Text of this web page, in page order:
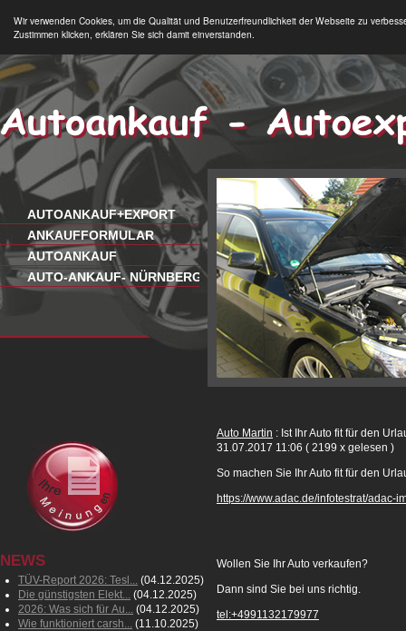
Wir verwenden Cookies, um die Qualität und Benutzerfreundlichkeit der Webseite zu
Zustimmen klicken, erklären Sie sich damit einverstanden.
AUTOANKAUF+EXPORT
ANKAUFFORMULAR
AUTOANKAUF
AUTO-ANKAUF- NÜRNBERG
NEWS
TÜV-Report 2026: Tesl... (04.12.2025)
Die günstigsten Elekt... (04.12.2025)
2026: Was sich für Au... (04.12.2025)
Wie funktioniert carsh... (11.10.2025)
Auto Martin : Ist Ihr Auto fit für den
31.07.2017 11:06 ( 2199 x gelesen )
So machen Sie Ihr Auto fit für den
https://www.adac.de/infotestrat/
Wollen Sie Ihr Auto verkaufen?
Dann sind Sie bei uns richtig.
tel:+4991132179977